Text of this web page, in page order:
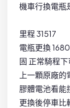
機車行換電瓶
里程 31517
電瓶更換
固 正常騎程
上一顆原廠
膠體電池看能
更換後停車比